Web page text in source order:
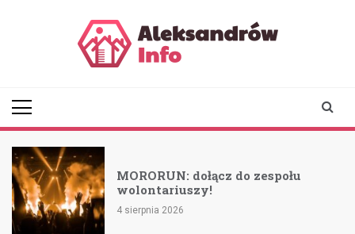
MORORUN: dołącz do zespołu
wolontariuszy!
4 sierpnia 2026